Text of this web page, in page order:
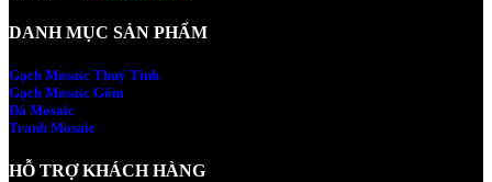
DANH MỤC SẢN PHẨM
Gạch Mosaic Thuỷ Tinh
Gạch Mosaic Gốm
Đá Mosaic
Tranh Mosaic
HỖ TRỢ KHÁCH HÀNG